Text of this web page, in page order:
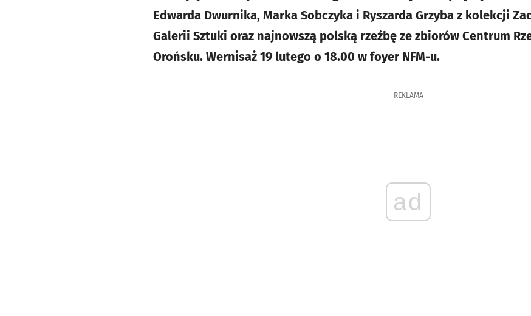
Edwarda Dwurnika, Marka Sobczyka i Ryszarda Grzyba z kolekcji
Galerii Sztuki oraz najnowszą polską rzeźbę ze zbiorów Centrum
Orońsku. Wernisaż 19 lutego o 18.00 w foyer NFM-u.
REKLAMA
ad